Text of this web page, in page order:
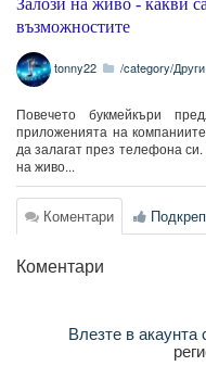
Залози на живо - какви са
възможностите
tonny22 /category/Други
Повечето букмейкъри
приложенията на
да залагат през телефона
на живо...
Коментари
Коментари
Влезте в акаунта